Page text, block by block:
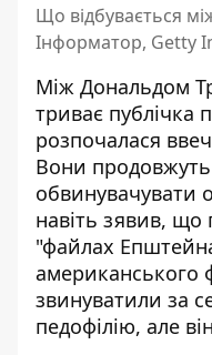
Що відбувається
Інформатор, Getty
Між Дональдом
триває публічка
розпочалася
Вони продовжуть
обвинувачувати
навіть зявив, що
"файлах
американського
звинуватили за
педофілію, але